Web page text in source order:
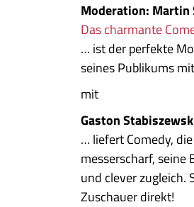
Moderation: Martin
Das charmante
… ist der perfekte
seines Publikums
mit
Gaston
… liefert Comedy,
messerscharf, seine
und clever zugleich.
Zuschauer direkt!